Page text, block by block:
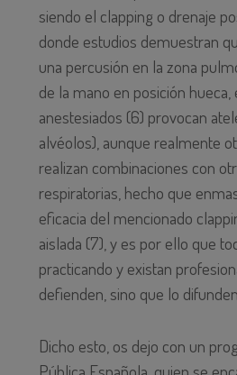
siendo el clapping o drenaje
donde estudios demuestran
una percusión en la zona
de la mano en posición hueca,
anestesiados (6) provocan
alvéolos), aunque realmente
realizan combinaciones con
respiratorias, hecho que
eficacia del mencionado
aislada (7), y es por ello que
practicando y existan
defienden, sino que lo
Dicho esto, os dejo con un